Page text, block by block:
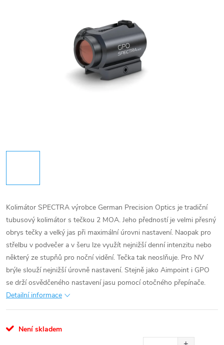
Kolimátor SPECTRA výrobce German Precision Optics je tradiční
tubusový kolimátor s tečkou 2 MOA. Jeho předností je velmi přesný
obrys tečky a velký jas při maximální úrovni nastavení. Naopak pro
střelbu v podvečer a v šeru lze využít nejnižší denní intenzitu nebo
některý ze stupňů pro noční vidění. Tečka tak neoslňuje. Pro NV
brýle slouží nejnižší úrovně nastavení. Stejně jako Aimpoint i GPO
se drží osvědčeného nastavení jasu pomocí otočného přepínače.
Detailní informace
Není skladem